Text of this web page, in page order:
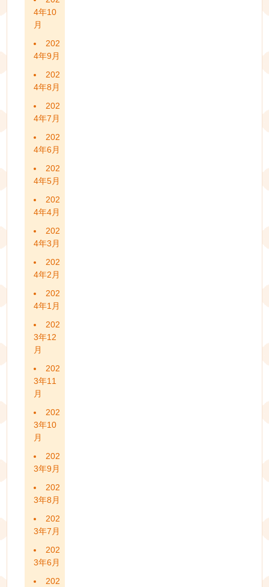
4年10
月
202
4年9月
202
4年8月
202
4年7月
202
4年6月
202
4年5月
202
4年4月
202
4年3月
202
4年2月
202
4年1月
202
3年12
月
202
3年11
月
202
3年10
月
202
3年9月
202
3年8月
202
3年7月
202
3年6月
202